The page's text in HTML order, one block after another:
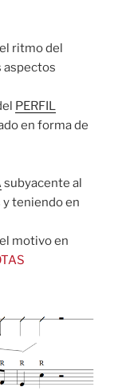
ritmo del
aspectos
PERFIL
en forma de
subyacente al
teniendo en
motivo en